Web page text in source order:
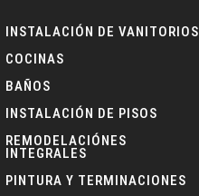
INSTALACIÓN DE VANITORIOS
COCINAS
BAÑOS
INSTALACIÓN DE PISOS
REMODELACIÓNES
INTEGRALES
PINTURA Y TERMINACIONES